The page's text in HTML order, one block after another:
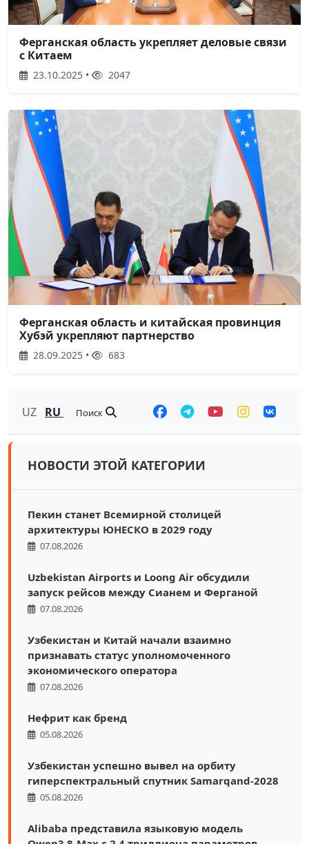
Ферганская область укрепляет деловые связи
с Китаем
23.10.2025 • 2047
Ферганская область и китайская провинция
Хубэй укрепляют партнерство
28.09.2025 • 683
UZ RU Поиск
НОВОСТИ ЭТОЙ КАТЕГОРИИ
Пекин станет Всемирной столицей
архитектуры ЮНЕСКО в 2029 году
07.08.2026
Uzbekistan Airports и Loong Air обсудили
запуск рейсов между Сианем и Ферганой
07.08.2026
Узбекистан и Китай начали взаимно
признавать статус уполномоченного
экономического оператора
07.08.2026
Нефрит как бренд
05.08.2026
Узбекистан успешно вывел на орбиту
гиперспектральный спутник Samarqand-2028
05.08.2026
Alibaba представила языковую модель